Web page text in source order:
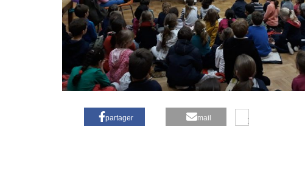
partager mail